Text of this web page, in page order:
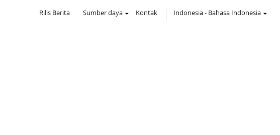
Rilis Berita Sumber daya Kontak Indonesia- Bahasa Indonesia